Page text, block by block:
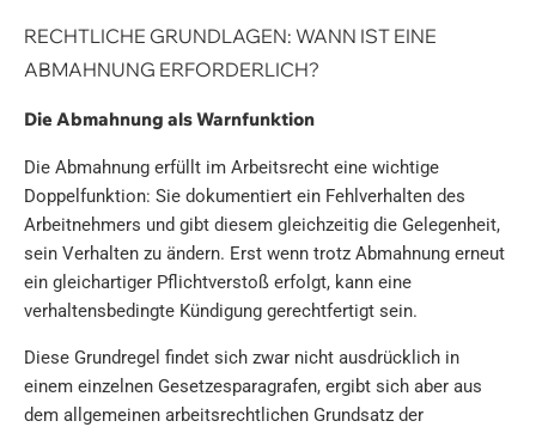
RECHTLICHE GRUNDLAGEN: WANN IST EINE
ABMAHNUNG ERFORDERLICH?
Die Abmahnung als Warnfunktion
Die Abmahnung erfüllt im Arbeitsrecht eine wichtige
Doppelfunktion: Sie dokumentiert ein Fehlverhalten des
Arbeitnehmers und gibt diesem gleichzeitig die Gelegenheit,
sein Verhalten zu ändern. Erst wenn trotz Abmahnung erneut
ein gleichartiger Pflichtverstoß erfolgt, kann eine
verhaltensbedingte Kündigung gerechtfertigt sein.
Diese Grundregel findet sich zwar nicht ausdrücklich in
einem einzelnen Gesetzesparagrafen, ergibt sich aber aus
dem allgemeinen arbeitsrechtlichen Grundsatz der